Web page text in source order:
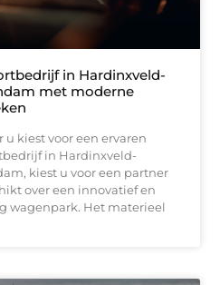
in Hardinxveld-
met moderne
u kiest voor een ervaren
in Hardinxveld-
kiest u voor een partner
over een innovatief en
wagenpark. Het materieel